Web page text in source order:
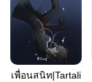
เพื่อนสนิท|Tartali